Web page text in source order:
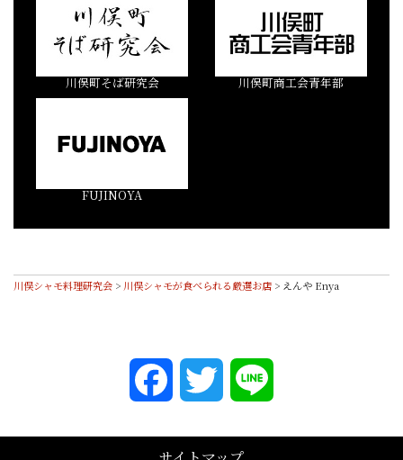
川俣町そば研究会 川俣町商工会青年部
FUJINOYA
川俣シャモ料理研究会 > 川俣シャモが食べられる厳選お店 > えんや Enya
FacebookTwitter